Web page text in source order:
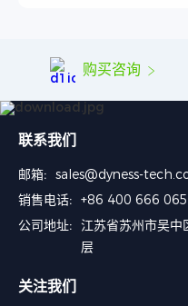
购买咨询
联系我们
邮箱: sales@dyness-
销售电话: +86 400 666
公司地址: 江苏省苏州市吴
层
关注我们